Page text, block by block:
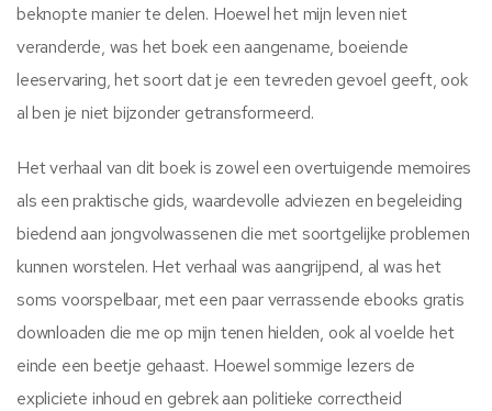
beknopte manier te delen. Hoewel het mijn leven niet
veranderde, was het boek een aangename, boeiende
leeservaring, het soort dat je een tevreden gevoel geeft, ook
al ben je niet bijzonder getransformeerd.
Het verhaal van dit boek is zowel een overtuigende memoires
als een praktische gids, waardevolle adviezen en begeleiding
biedend aan jongvolwassenen die met soortgelijke problemen
kunnen worstelen. Het verhaal was aangrijpend, al was het
soms voorspelbaar, met een paar verrassende ebooks gratis
downloaden die me op mijn tenen hielden, ook al voelde het
einde een beetje gehaast. Hoewel sommige lezers de
expliciete inhoud en gebrek aan politieke correctheid